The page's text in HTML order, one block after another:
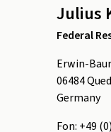
Julius
Federal
Erwin-
06484
Germany
Fon: +49